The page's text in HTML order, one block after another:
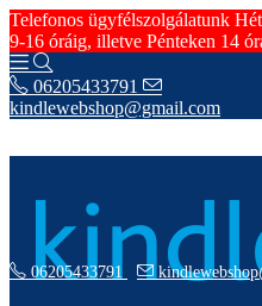
Telefonos ügyfélszolgálatunk
9-16 óráig, illetve Pénteken 14
06205433791
kindlewebshop@gmail.com
06205433791